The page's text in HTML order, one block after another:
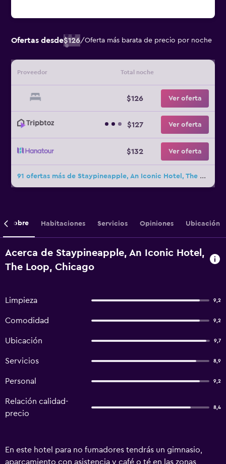
Ofertas desde$126/Oferta más barata de precio por noche
Proveedor Total noche
$126 Ver oferta
$127 Ver oferta
$132 Ver oferta
91 ofertas más de Staypineapple, An Iconic Hotel, The Loop
Sobre Habitaciones Servicios Opiniones Ubicación
Acerca de Staypineapple, An Iconic Hotel,
The Loop, Chicago
Limpieza 9,2
Comodidad 9,2
Ubicación 9,7
Servicios 8,9
Personal 9,2
Relación calidad-
precio
8,4
En este hotel para no fumadores tendrás un gimnasio,
aparcamiento con asistencia y café o té en las zonas